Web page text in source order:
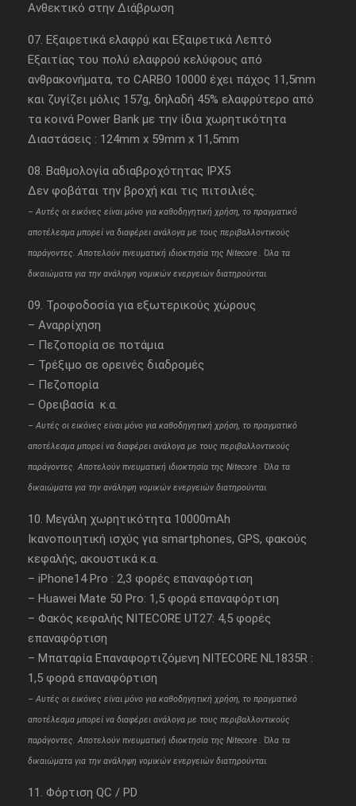
Ανθεκτικό στην Διάβρωση
07. Εξαιρετικά ελαφρύ και Εξαιρετικά Λεπτό
Εξαιτίας του πολύ ελαφρού κελύφους από
ανθρακονήματα, το CARBO 10000 έχει πάχος 11,5mm
και ζυγίζει μόλις 157g, δηλαδή 45% ελαφρύτερο από
τα κοινά Power Bank με την ίδια χωρητικότητα
Διαστάσεις : 124mm x 59mm x 11,5mm
08. Βαθμολογία αδιαβροχότητας IPX5
Δεν φοβάται την βροχή και τις πιτσιλιές.
– Aυτές οι εικόνες είναι μόνο για καθοδηγητική χρήση, το πραγματικό
αποτέλεσμα μπορεί να διαφέρει ανάλογα με τους περιβαλλοντικούς
παράγοντες. Αποτελούν πνευματική ιδιοκτησία της Nitecore . Όλα τα
δικαιώματα για την ανάληψη νομικών ενεργειών διατηρούνται.
09. Τροφοδοσία για εξωτερικούς χώρους
– Αναρρίχηση
– Πεζοπορία σε ποτάμια
– Τρέξιμο σε ορεινές διαδρομές
– Πεζοπορία
– Ορειβασία κ.α.
– Aυτές οι εικόνες είναι μόνο για καθοδηγητική χρήση, το πραγματικό
αποτέλεσμα μπορεί να διαφέρει ανάλογα με τους περιβαλλοντικούς
παράγοντες. Αποτελούν πνευματική ιδιοκτησία της Nitecore . Όλα τα
δικαιώματα για την ανάληψη νομικών ενεργειών διατηρούνται.
10. Μεγάλη χωρητικότητα 10000mAh
Ικανοποιητική ισχύς για smartphones, GPS, φακούς
κεφαλής, ακουστικά κ.α.
– iPhone14 Pro : 2,3 φορές επαναφόρτιση
– Huawei Mate 50 Pro: 1,5 φορά επαναφόρτιση
– Φακός κεφαλής NITECORE UT27: 4,5 φορές
επαναφόρτιση
– Μπαταρία Επαναφορτιζόμενη NITECORE NL1835R :
1,5 φορά επαναφόρτιση
– Aυτές οι εικόνες είναι μόνο για καθοδηγητική χρήση, το πραγματικό
αποτέλεσμα μπορεί να διαφέρει ανάλογα με τους περιβαλλοντικούς
παράγοντες. Αποτελούν πνευματική ιδιοκτησία της Nitecore . Όλα τα
δικαιώματα για την ανάληψη νομικών ενεργειών διατηρούνται.
11. Φόρτιση QC / PD